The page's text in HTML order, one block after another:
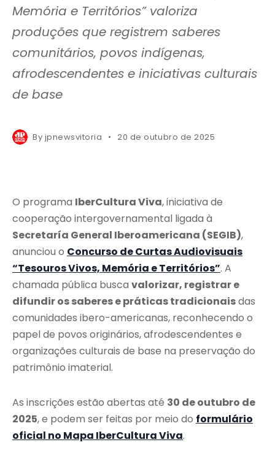
Memória e Territórios” valoriza
produções que registrem saberes
comunitários, povos indígenas,
afrodescendentes e iniciativas culturais
de base
By jpnewsvitoria 20 de outubro de 2025
O programa IberCultura Viva, iniciativa de
cooperação intergovernamental ligada à
Secretaría General Iberoamericana (SEGIB),
anunciou o Concurso de Curtas Audiovisuais
“Tesouros Vivos, Memória e Territórios”. A
chamada pública busca valorizar, registrar e
difundir os saberes e práticas tradicionaisdas
comunidades ibero-americanas, reconhecendo o
papel de povos originários, afrodescendentes e
organizações culturais de base na preservação do
patrimônio imaterial.
As inscrições estão abertas até 30 de outubro de
2025, e podem ser feitas por meio do formulário
oficial no Mapa IberCultura Viva.